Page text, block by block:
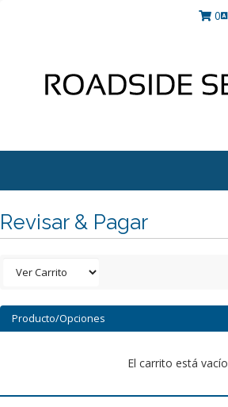
0
Revisar & Pagar
Producto/Opciones
El carrito está vacío